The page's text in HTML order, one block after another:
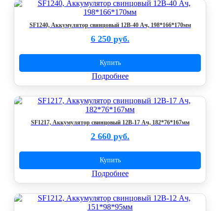
SF1240, Аккумулятор свинцовый 12В-40 Ач, 198*166*170мм
6 250 руб.
Купить
Подробнее
SF1217, Аккумулятор свинцовый 12В-17 Ач, 182*76*167мм
2 660 руб.
Купить
Подробнее